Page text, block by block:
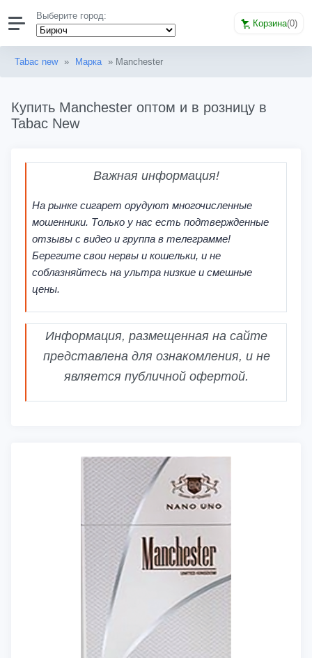
Выберите город:
Корзина(0)
Tabac new » Марка » Manchester
Купить Manchester оптом и в розницу в
Tabac New
Важная информация!
На рынке сигарет орудуют многочисленные
мошенники. Только у нас есть подтвержденные
отзывы с видео и группа в телеграмме!
Берегите свои нервы и кошельки, и не
соблазняйтесь на ультра низкие и смешные
цены.
Информация, размещенная на сайте
представлена для ознакомления, и не
является публичной офертой.